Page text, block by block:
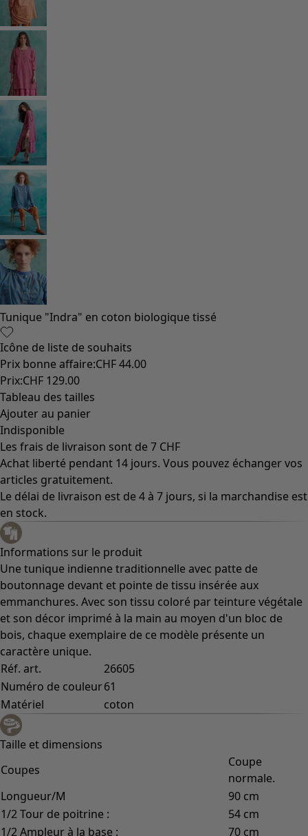
Vêtements de fête
Collections
Dans l'univers du kimono
Monsoon
Étendues champêtres
Coimbatore
Les classiques de Gudrun
Des tournesols pour le HCR